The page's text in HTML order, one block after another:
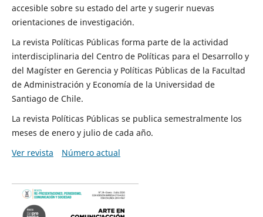
accesible sobre su estado del arte y sugerir nuevas
orientaciones de investigación.
La revista Políticas Públicas forma parte de la actividad
interdisciplinaria del Centro de Políticas para el Desarrollo y
del Magíster en Gerencia y Políticas Públicas de la Facultad
de Administración y Economía de la Universidad de
Santiago de Chile.
La revista Políticas Públicas se publica semestralmente los
meses de enero y julio de cada año.
Ver revista
Número actual